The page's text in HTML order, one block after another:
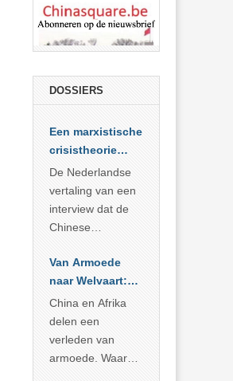
DOSSIERS
Een marxistische
crisistheorie
voor vandaag
De Nederlandse
vertaling van een
interview dat de
Chinese
Sociale
Wetenschappen
afnam van de
Britse
marxistische
econoom Michael
Van Armoede
naar Welvaart:
Wat Afrika kan
leren van
China’s
economisch
China en Afrika
delen een
verleden van
armoede. Waar